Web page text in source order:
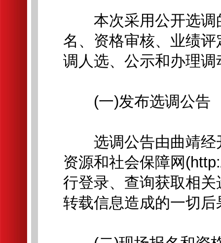
本次采用公开选调
名、资格审核、业绩
调人选、公示和办理
(一)发布选调公告
选调公告由曲靖经
资源和社会保障网
行登录、查询获取相
转载信息造成的一切